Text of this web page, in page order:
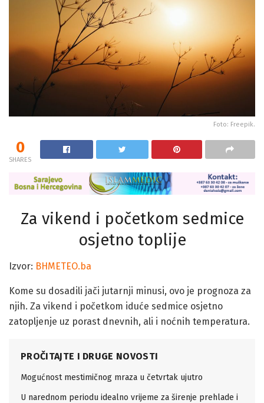
Foto: Freepik.
0
SHARES
Za vikend i početkom sedmice
osjetno toplije
Izvor: BHMETEO.ba
Kome su dosadili jači jutarnji minusi, ovo je prognoza za
njih. Za vikend i početkom iduće sedmice osjetno
zatopljenje uz porast dnevnih, ali i noćnih temperatura.
PROČITAJTE I DRUGE NOVOSTI
Mogućnost mestimičnog mraza u četvrtak ujutro
U narednom periodu idealno vrijeme za širenje prehlade i